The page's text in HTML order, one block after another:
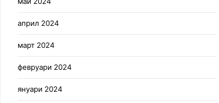
април 2024
март 2024
февруари 2024
януари 2024